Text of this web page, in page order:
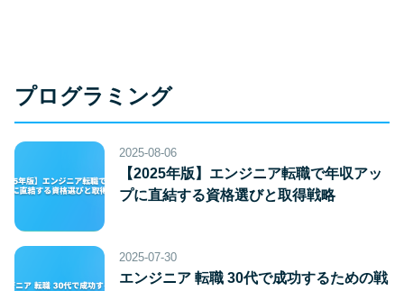
プログラミング
2025-08-06
【2025年版】エンジニア転職で年収アッ
プに直結する資格選びと取得戦略
2025-07-30
エンジニア 転職 30代で成功するための戦